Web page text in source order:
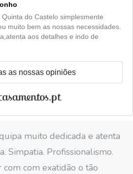
do Castelo simplesmente
muito bem as nossas necessidades.
aos detalhes e indo de
as nossas opiniões
muito dedicada e atenta
Simpatia. Profissionalismo.
com exatidão o tão